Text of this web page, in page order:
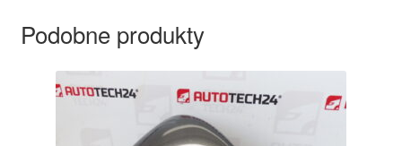
Podobne produkty